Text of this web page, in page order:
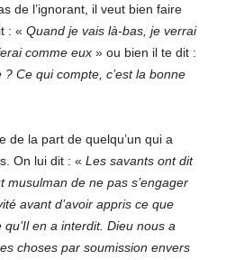
de l’ignorant, il veut bien faire
: « Quand je vais là-bas, je verrai
comme eux » ou bien il te dit :
Ce qui compte, c’est la bonne
de la part de quelqu’un qui a
On lui dit : « Les savants ont dit
musulman de ne pas s’engager
avant d’avoir appris ce que
en a interdit. Dieu nous a
choses par soumission envers